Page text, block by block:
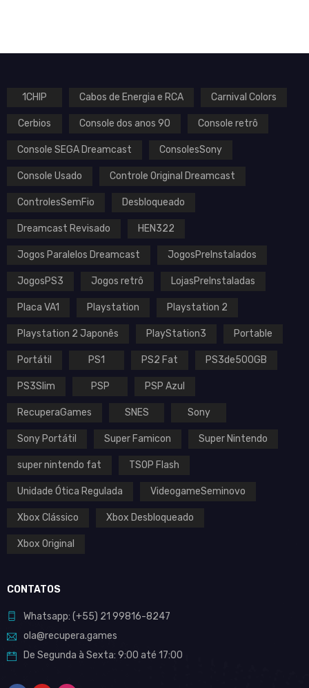
1CHIP Cabos de Energia e RCA Carnival Colors
Cerbios Console dos anos 90 Console retrô
Console SEGA Dreamcast ConsolesSony
Console Usado Controle Original Dreamcast
ControlesSemFio Desbloqueado
Dreamcast Revisado HEN322
Jogos Paralelos Dreamcast JogosPreInstalados
JogosPS3 Jogos retrô LojasPreInstaladas
Placa VA1 Playstation Playstation 2
Playstation 2 Japonês PlayStation3 Portable
Portátil PS1 PS2 Fat PS3de500GB
PS3Slim PSP PSP Azul
RecuperaGames SNES Sony
Sony Portátil Super Famicon Super Nintendo
super nintendo fat TSOP Flash
Unidade Ótica Regulada VideogameSeminovo
Xbox Clássico Xbox Desbloqueado
Xbox Original
CONTATOS
Whatsapp: (+55) 21 99816-8247
ola@recupera.games
De Segunda à Sexta: 9:00 até 17:00